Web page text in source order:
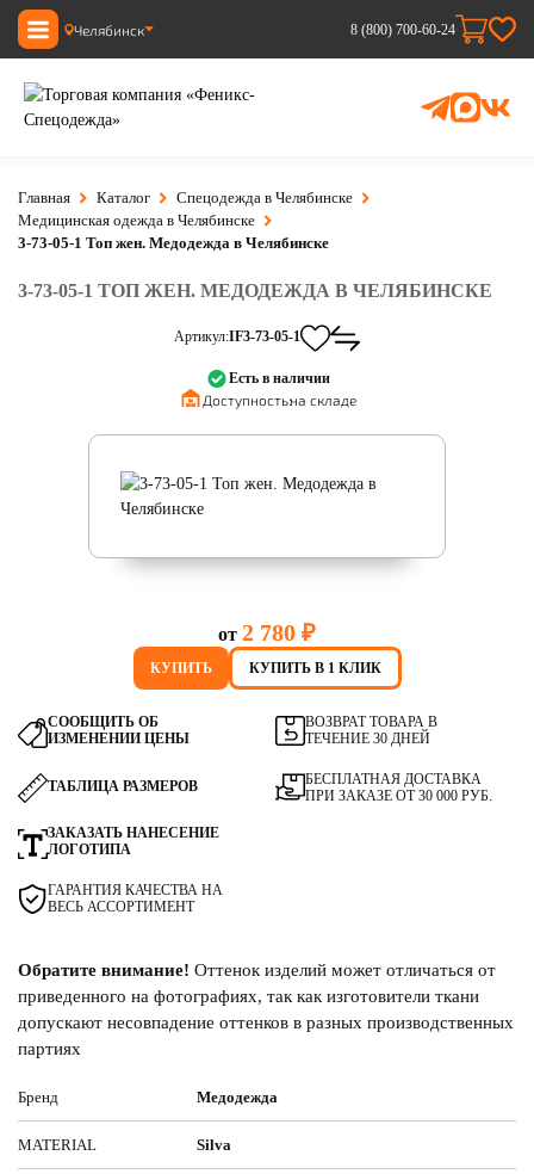
Челябинск 8 (800) 700-60-24
Главная Каталог
Спецодежда в Челябинске
Медицинская одежда в Челябинске
3-73-05-1 Топ жен. Медодежда в Челябинске
3-73-05-1 ТОП ЖЕН. МЕДОДЕЖДА В ЧЕЛЯБИНСКЕ
Артикул:IF3-73-05-1
Есть в наличии
Доступность:на складе
от 2 780 ₽
КУПИТЬ КУПИТЬ В 1 КЛИК
СООБЩИТЬ ОБ
ИЗМЕНЕНИИ ЦЕНЫ
ВОЗВРАТ ТОВАРА В
ТЕЧЕНИЕ 30 ДНЕЙ
ТАБЛИЦА РАЗМЕРОВ
ЗАКАЗАТЬ НАНЕСЕНИЕ
ЛОГОТИПА
ГАРАНТИЯ КАЧЕСТВА НА
ВЕСЬ АССОРТИМЕНТ
БЕСПЛАТНАЯ ДОСТАВКА
ПРИ ЗАКАЗЕ ОТ 30 000 РУБ.
Обратите внимание! Оттенок изделий может отличаться от
приведенного на фотографиях, так как изготовители ткани
допускают несовпадение оттенков в разных производственных
партиях
Бренд Медодежда
MATERIAL Silva